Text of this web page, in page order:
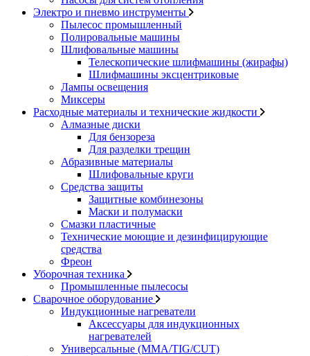
Электро и пневмо инструменты
Пылесос промышленный
Полировальные машины
Шлифовальные машины
Телескопические шлифмашины (жирафы)
Шлифмашины эксцентриковые
Лампы освещения
Миксеры
Расходные материалы и технические жидкости
Алмазные диски
Для бензореза
Для разделки трещин
Абразивные материалы
Шлифовальные круги
Средства защиты
Защитные комбинезоны
Маски и полумаски
Смазки пластичные
Технические моющие и дезинфицирующие
средства
Фреон
Уборочная техника
Промышленные пылесосы
Сварочное оборудование
Индукционные нагреватели
Аксессуары для индукционных
нагревателей
Универсальные (MMA/TIG/CUT)